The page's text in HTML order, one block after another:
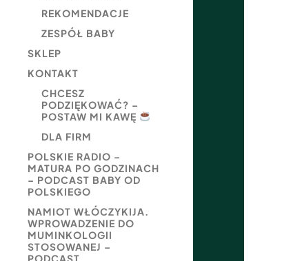
REKOMENDACJE
ZESPÓŁ BABY
SKLEP
KONTAKT
CHCESZ
PODZIĘKOWAĆ? –
POSTAW MI KAWĘ
DLA FIRM
POLSKIE RADIO –
MATURA PO GODZINACH
– PODCAST BABY OD
POLSKIEGO
NAMIOT WŁÓCZYKIJA.
WPROWADZENIE DO
MUMINKOLOGII
STOSOWANEJ –
PODCAST